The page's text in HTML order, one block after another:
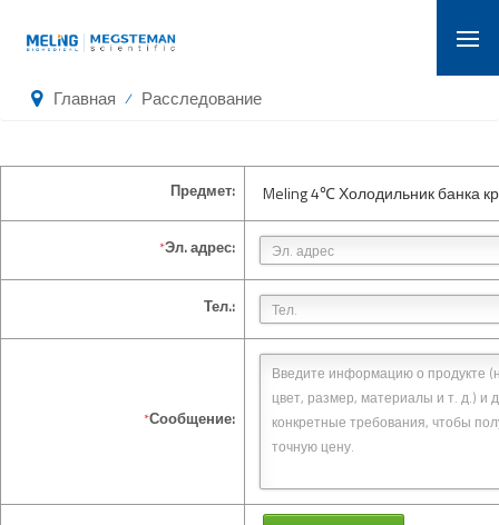
Главная / Расследование
Предмет: Meling 4℃ Холодильник банка
*Эл. адрес:
Тел.:
*Сообщение: